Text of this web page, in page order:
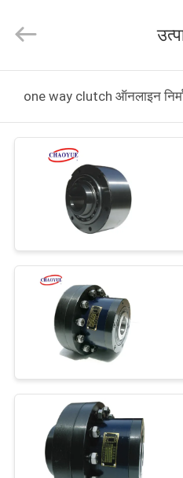
उत्पादों
कारखाना
नियंत्रण
Clutch
Rights
one way clutch ऑनलाइन